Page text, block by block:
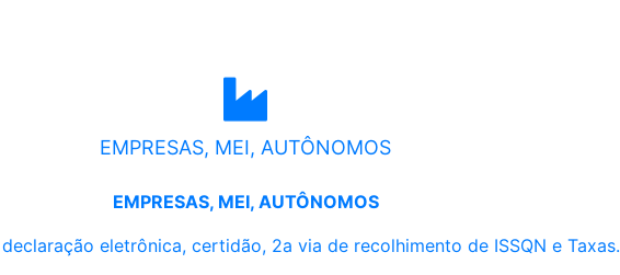
EMPRESAS, MEI, AUTÔNOMOS
EMPRESAS, MEI, AUTÔNOMOS
eletrônica, certidão, 2a via de recolhimento de ISSQN e Taxas.